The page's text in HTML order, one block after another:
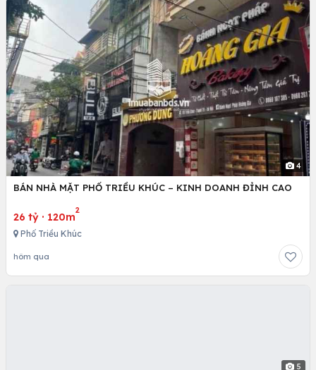
4
BÁN NHÀ MẶT PHỐ TRIỀU KHÚC – KINH DOANH ĐỈNH CAO
26 tỷ · 120m
2
Phố Triều Khúc
hôm qua